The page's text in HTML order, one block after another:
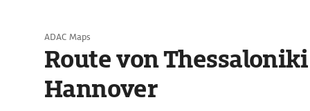
ADAC Maps
Route von
Hannover